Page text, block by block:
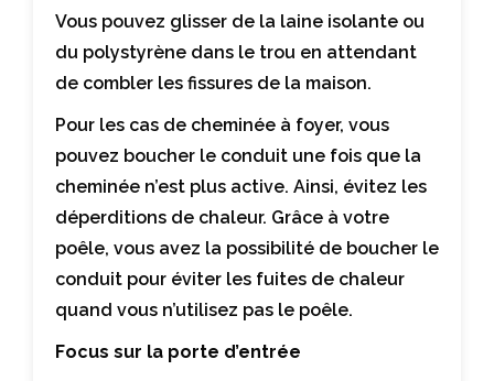
Vous pouvez glisser de la laine isolante ou
du polystyrène dans le trou en attendant
de combler les fissures de la maison.
Pour les cas de cheminée à foyer, vous
pouvez boucher le conduit une fois que la
cheminée n’est plus active. Ainsi, évitez les
déperditions de chaleur. Grâce à votre
poêle, vous avez la possibilité de boucher le
conduit pour éviter les fuites de chaleur
quand vous n’utilisez pas le poêle.
Focus sur la porte d’entrée